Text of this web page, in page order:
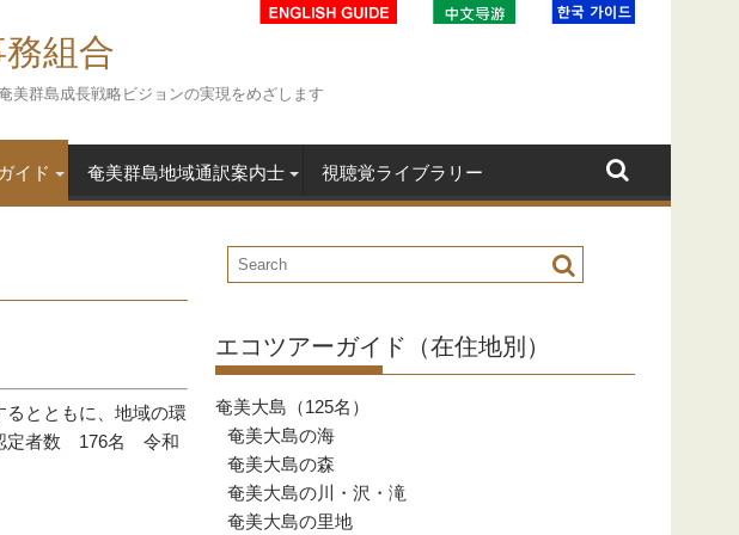
組合
美群島成長戦略ビジョンの実現をめざします
イド 奄美群島地域通訳案内士 視聴覚ライブラリー
るとともに、地域の環
認定者数 176名 令和
エコツアーガイド（在住地別）
奄美大島（125名）
奄美大島の海
奄美大島の森
奄美大島の川・沢・滝
奄美大島の里地